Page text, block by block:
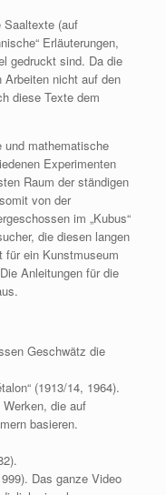
Saaltexte (auf
Erläuterungen,
gedruckt sind. Da die
Arbeiten nicht auf den
diese Texte dem
und mathematische
Experimenten
Raum der ständigen
von der
im „Kubus“
die diesen langen
für ein Kunstmuseum
Anleitungen für die
Geschwätz die
(1913/14, 1964).
die auf
basieren.
Das ganze Video